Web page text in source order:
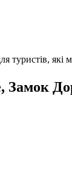
туристів, які